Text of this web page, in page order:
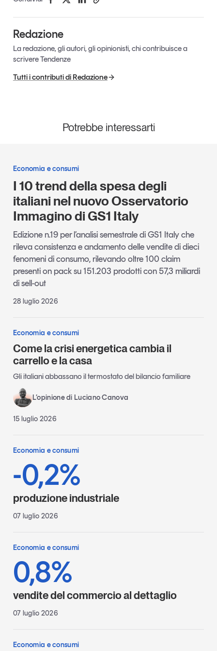
Redazione
La redazione, gli autori, gli opinionisti, chi contribuisce a
scrivere Tendenze
Tutti i contributi di Redazione
Potrebbe interessarti
Economia e consumi
I 10 trend della spesa degli
italiani nel nuovo Osservatorio
Immagino di GS1 Italy
Edizione n.19 per l’analisi semestrale di GS1 Italy che
rileva consistenza e andamento delle vendite di dieci
fenomeni di consumo, rilevando oltre 100 claim
presenti on pack su 151.203 prodotti con 57,3 miliardi
di sell-out
28 luglio 2026
Economia e consumi
Come la crisi energetica cambia il
carrello e la casa
Gli italiani abbassano il termostato del bilancio familiare
L’opinione di Luciano Canova
15 luglio 2026
Economia e consumi
-0,2%
produzione industriale
07 luglio 2026
Economia e consumi
0,8%
vendite del commercio al dettaglio
07 luglio 2026
Economia e consumi